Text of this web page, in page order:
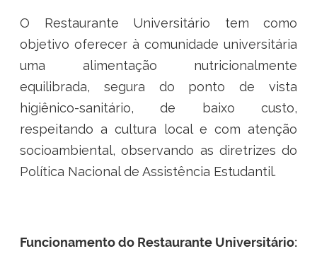
Ministério da Educação
Ministério da Cultura
Ministério do Trabalho
Ministério do Desenvolvimento Social
Ministério da Saúde
O Restaurante Universitário tem como
objetivo oferecer à comunidade universitária
uma alimentação nutricionalmente
equilibrada, segura do ponto de vista
higiênico-sanitário, de baixo custo,
respeitando a cultura local e com atenção
socioambiental, observando as diretrizes do
Política Nacional de Assistência Estudantil.
Funcionamento do Restaurante Universitário: